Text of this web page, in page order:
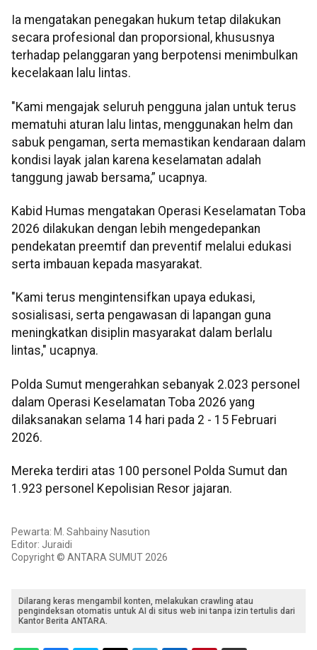
Ia mengatakan penegakan hukum tetap dilakukan
secara profesional dan proporsional, khususnya
terhadap pelanggaran yang berpotensi menimbulkan
kecelakaan lalu lintas.
"Kami mengajak seluruh pengguna jalan untuk terus
mematuhi aturan lalu lintas, menggunakan helm dan
sabuk pengaman, serta memastikan kendaraan dalam
kondisi layak jalan karena keselamatan adalah
tanggung jawab bersama,” ucapnya.
Kabid Humas mengatakan Operasi Keselamatan Toba
2026 dilakukan dengan lebih mengedepankan
pendekatan preemtif dan preventif melalui edukasi
serta imbauan kepada masyarakat.
"Kami terus mengintensifkan upaya edukasi,
sosialisasi, serta pengawasan di lapangan guna
meningkatkan disiplin masyarakat dalam berlalu
lintas," ucapnya.
Polda Sumut mengerahkan sebanyak 2.023 personel
dalam Operasi Keselamatan Toba 2026 yang
dilaksanakan selama 14 hari pada 2 - 15 Februari
2026.
Mereka terdiri atas 100 personel Polda Sumut dan
1.923 personel Kepolisian Resor jajaran.
Pewarta: M. Sahbainy Nasution
Editor: Juraidi
Copyright © ANTARA SUMUT 2026
Dilarang keras mengambil konten, melakukan crawling atau
pengindeksan otomatis untuk AI di situs web ini tanpa izin tertulis dari
Kantor Berita ANTARA.